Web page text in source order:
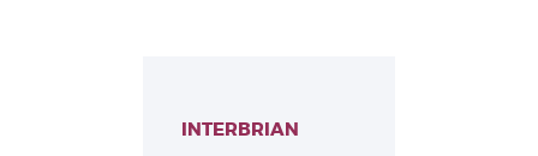
INTERBRIAN